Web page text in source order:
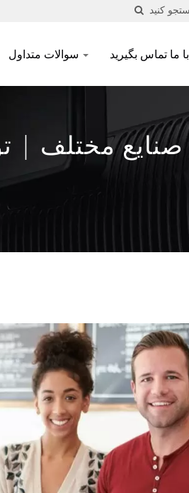
با ما تماس بگیرید